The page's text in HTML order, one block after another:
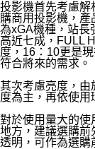
投影機首先考慮解
購商用投影機，產
為xGA機種，站長
高近七成，FULL
度，16：10更是
符合將來的需求。
其次考慮亮度，由
度為主，再依使用
對於使用量大的使
地方，建議選購前
透明，可作為選購